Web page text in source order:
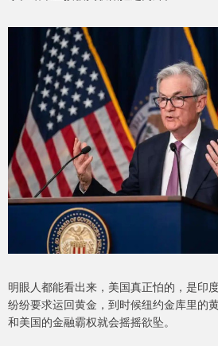
明眼人都能看出来，美国真正怕的，是印
纷纷要求运回黄金，到时候纽约金库里的
和美国的金融霸权就会摇摇欲坠。